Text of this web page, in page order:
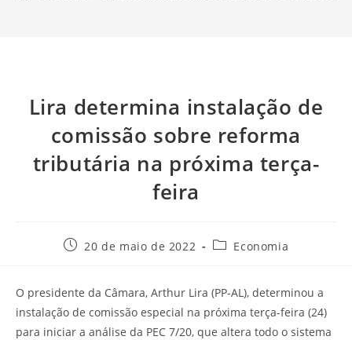
Lira determina instalação de
comissão sobre reforma
tributária na próxima terça-
feira
20 de maio de 2022 Economia
O presidente da Câmara, Arthur Lira (PP-AL), determinou a
instalação de comissão especial na próxima terça-feira (24)
para iniciar a análise da PEC 7/20, que altera todo o sistema